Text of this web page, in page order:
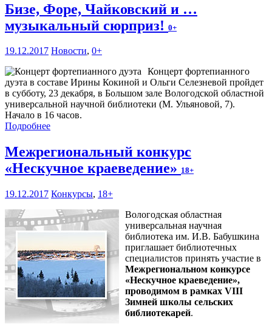
Бизе, Форе, Чайковский и …
музыкальный сюрприз! 0+
19.12.2017 Новости, 0+
Концерт фортепианного
дуэта в составе Ирины Кокиной и Ольги Селезневой пройдет
в субботу, 23 декабря, в Большом зале Вологодской областной
универсальной научной библиотеки (М. Ульяновой, 7).
Начало в 16 часов.
Подробнее
Межрегиональный конкурс
«Нескучное краеведение» 18+
19.12.2017 Конкурсы, 18+
Вологодская областная
универсальная научная
библиотека им. И.В. Бабушкина
приглашает библиотечных
специалистов принять участие в
Межрегиональном конкурсе
«Нескучное краеведение»,
проводимом в рамках VIII
Зимней школы сельских
библиотекарей.